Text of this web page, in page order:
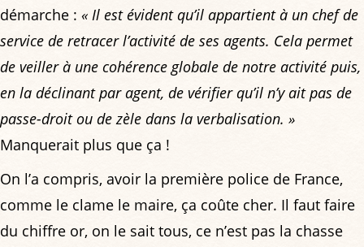
démarche : « Il est évident qu’il appartient à un chef de
service de retracer l’activité de ses agents. Cela permet
de veiller à une cohérence globale de notre activité puis,
en la déclinant par agent, de vérifier qu’il n’y ait pas de
passe-droit ou de zèle dans la verbalisation. »
Manquerait plus que ça !
On l’a compris, avoir la première police de France,
comme le clame le maire, ça coûte cher. Il faut faire
du chiffre or, on le sait tous, ce n’est pas la chasse